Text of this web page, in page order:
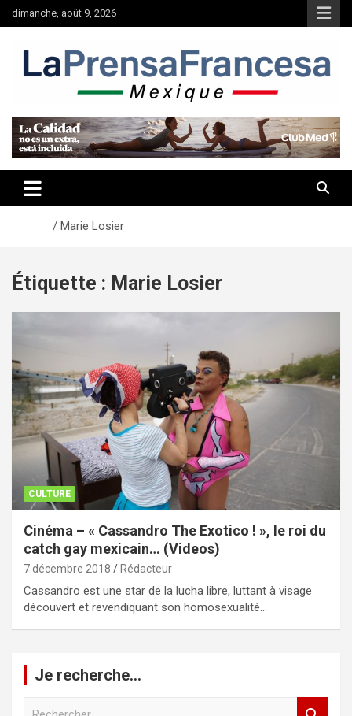
Aller
au
dimanche, août 9, 2026
Marie Losier
Étiquette : Marie Losier
CULTURE
Cinéma – « Cassandro The Exotico ! », le roi du
catch gay mexicain… (Videos)
7 décembre 2018 Rédacteur
Cassandro est une star de la lucha libre, luttant à visage
découvert et revendiquant son homosexualité…
Je recherche…